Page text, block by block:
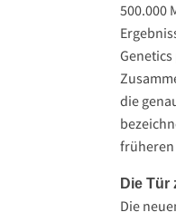
500.000
die
früheren
Die
Die